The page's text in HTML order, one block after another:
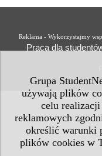
Grupa
używają plików
celu
reklamowych
określić warunki
plików cookies w
Reklama - Wykorzystajmy
Praca dla